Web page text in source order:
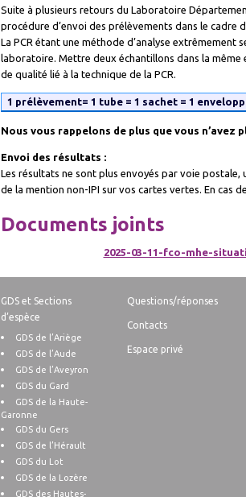
Suite à plusieurs retours du Laboratoire
procédure d’envoi des prélèvements dans le cadre
La PCR étant une méthode d’analyse
laboratoire. Mettre deux échantillons dans la
de qualité lié à la technique de la PCR.
1 prélèvement= 1 tube = 1 sachet = 1
Nous vous rappelons de plus que vous n’avez
Envoi des résultats :
Les résultats ne sont plus envoyés par voie
de la mention non-IPI sur vos cartes vertes. En cas
Documents joints
2025-03-11-fco-mhe-
GDS et Sections
d’espèce
GDS de l’Ariège
GDS de l’Aude
GDS de l’Aveyron
GDS du Gard
GDS de la Haute-
Garonne
GDS du Gers
GDS de l’Hérault
GDS du Lot
GDS de la Lozère
GDS des Hautes-
Questions/réponses
Contacts
Espace privé